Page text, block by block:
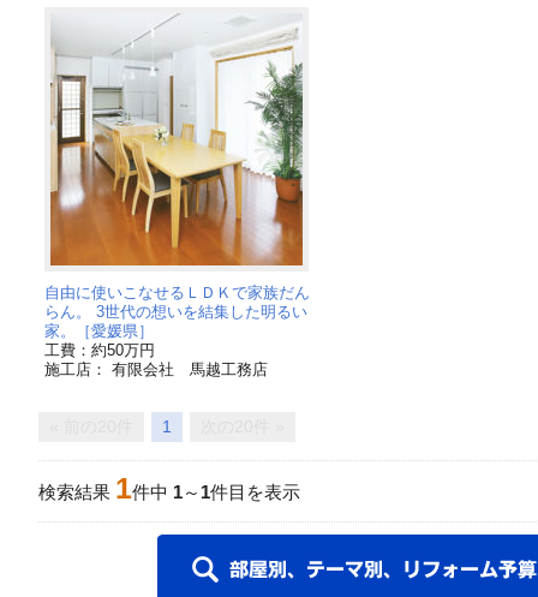
自由に使いこなせるＬＤＫで家族だん
らん。 3世代の想いを結集した明るい
家。［愛媛県］
工費：約50万円
施工店： 有限会社 馬越工務店
1
検索結果 1件中 1～ 1件目を表示